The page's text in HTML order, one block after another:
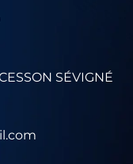
SÉVIGNÉ